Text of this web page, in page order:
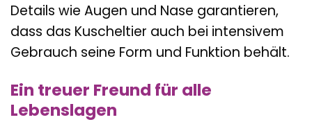
Details wie Augen und Nase garantieren,
dass das Kuscheltier auch bei intensivem
Gebrauch seine Form und Funktion behält.
Ein treuer Freund für alle
Lebenslagen